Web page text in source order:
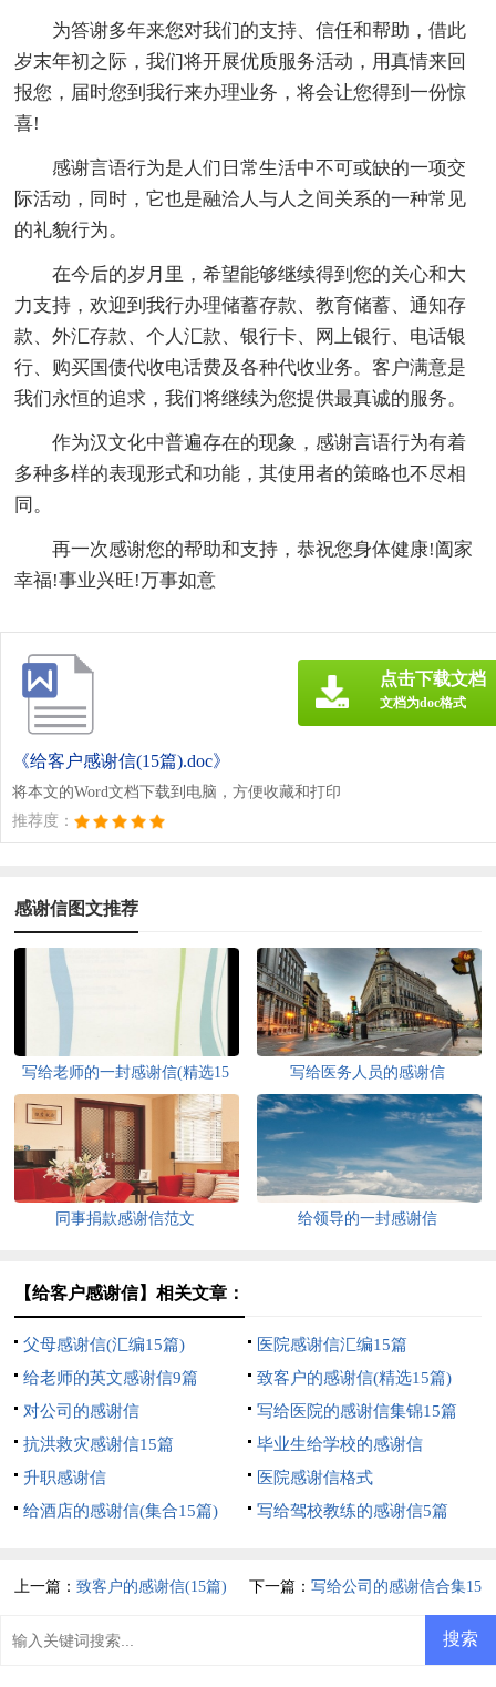
为答谢多年来您对我们的支持、信任和帮助，借此
岁末年初之际，我们将开展优质服务活动，用真情来回
报您，届时您到我行来办理业务，将会让您得到一份惊
喜!
感谢言语行为是人们日常生活中不可或缺的一项交
际活动，同时，它也是融洽人与人之间关系的一种常见
的礼貌行为。
在今后的岁月里，希望能够继续得到您的关心和大
力支持，欢迎到我行办理储蓄存款、教育储蓄、通知存
款、外汇存款、个人汇款、银行卡、网上银行、电话银
行、购买国债代收电话费及各种代收业务。客户满意是
我们永恒的追求，我们将继续为您提供最真诚的服务。
作为汉文化中普遍存在的现象，感谢言语行为有着
多种多样的表现形式和功能，其使用者的策略也不尽相
同。
再一次感谢您的帮助和支持，恭祝您身体健康!阖家
幸福!事业兴旺!万事如意
《给客户感谢信(15篇).doc》
将本文的Word文档下载到电脑，方便收藏和打印
推荐度：
点击下载文档
文档为doc格式
感谢信图文推荐
写给老师的一封感谢信(精选15
篇)
写给医务人员的感谢信
同事捐款感谢信范文 给领导的一封感谢信
【给客户感谢信】相关文章：
父母感谢信(汇编15篇)
医院感谢信汇编15篇
给老师的英文感谢信9篇
致客户的感谢信(精选15篇)
对公司的感谢信
写给医院的感谢信集锦15篇
抗洪救灾感谢信15篇
毕业生给学校的感谢信
升职感谢信
医院感谢信格式
给酒店的感谢信(集合15篇)
写给驾校教练的感谢信5篇
上一篇：致客户的感谢信(15篇) 下一篇： 写给公司的感谢信合集15